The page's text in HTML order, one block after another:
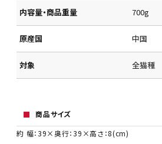
内容量・商品重量 700g
原産国 中国
対象 全猫種
商品サイズ
約 幅：39×奥行：39×高さ：8(cm)